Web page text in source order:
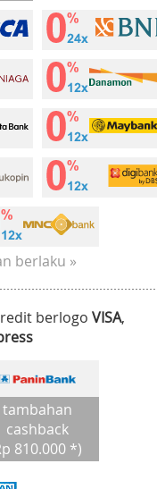
berlaku »
berlogo VISA,
tambahan
cashback
810.000 *)